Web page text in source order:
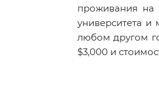
проживания на
университета
любом другом
$3,000 и